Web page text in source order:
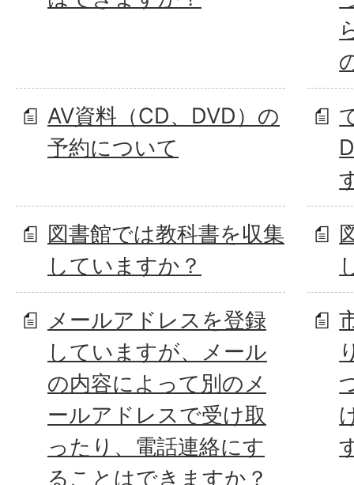
AV資料（CD、DVD）の
予約について
図書館では教科書を収集
していますか？
メールアドレスを登録
していますが、メール
の内容によって別のメ
ールアドレスで受け取
ったり、電話連絡にす
ることはできますか？